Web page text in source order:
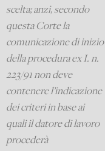
scelta; anzi, secondo
questa Corte la
comunicazione di inizio
della procedura ex I. n.
223/91 non deve
contenere l’indicazione
dei criteri in base ai
quali il datore di lavoro
procederà